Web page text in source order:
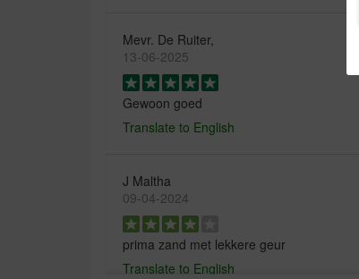
Mevr. De Ruiter,
13-06-2025
Gewoon goed
Translate to English
J Maltha
09-04-2024
prima zand met lekkere geur
Translate to English